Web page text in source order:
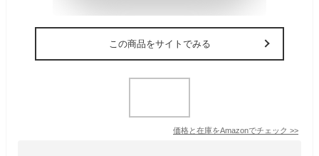
この商品をサイトでみる
価格と在庫をAmazonでチェック >>